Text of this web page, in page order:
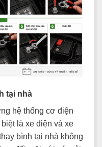
tại nhà
hệ thống cơ điện
là xe điện và xe
bình tại nhà không